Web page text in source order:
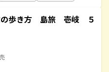
歩き方 島旅 壱岐 ５